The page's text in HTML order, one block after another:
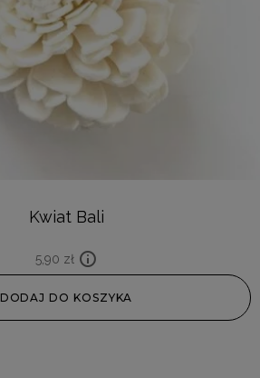
Kwiat Bali
5,90 zł
DODAJ DO KOSZYKA